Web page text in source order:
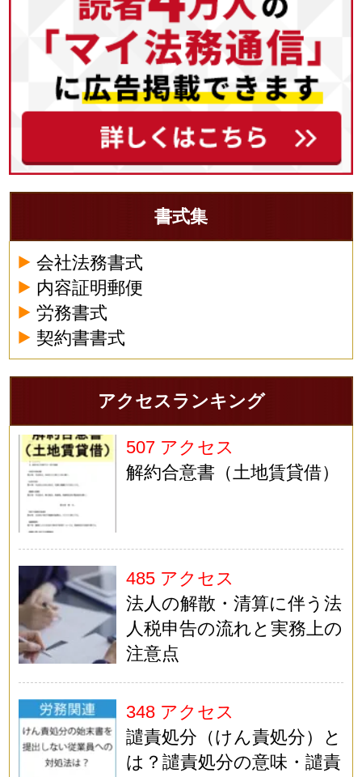
書式集
会社法務書式
内容証明郵便
労務書式
契約書書式
アクセスランキング
507 アクセス
解約合意書（土地賃貸借）
485 アクセス
法人の解散・清算に伴う法
人税申告の流れと実務上の
注意点
348 アクセス
譴責処分（けん責処分）と
は？譴責処分の意味・譴責